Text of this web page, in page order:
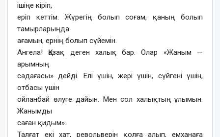
ішіңе кіріп,
еріп кеттім. Жүрегің болып соғам, қаның болып
тамырларыңда
ағамын, ернің болып сүйемін.
Ангела! Қазақ деген халық бар. Олар «Жаным —
арымның
садағасы» дейді. Елі үшін, жері үшін, сүйгені үшін,
отбасы үшін
ойланбай өлуге дайын. Мен сол халықтың ұлымын.
Жанымды
саған қидым».
Талғат екі хат, револьверін қолға алып, емханаға